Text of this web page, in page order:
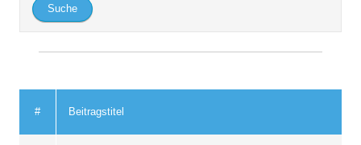
# Beitragstitel